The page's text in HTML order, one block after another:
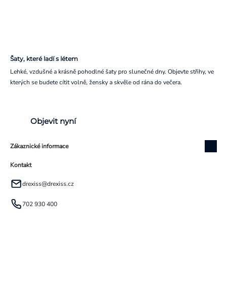
Šaty, které ladí s létem
Lehké, vzdušné a krásně pohodlné šaty pro slunečné dny. Objevte střihy, ve
kterých se budete cítit volně, žensky a skvěle od rána do večera.
Objevit nyní
Zákaznické informace
Kontakt
drexiss@drexiss.cz
702 930 400